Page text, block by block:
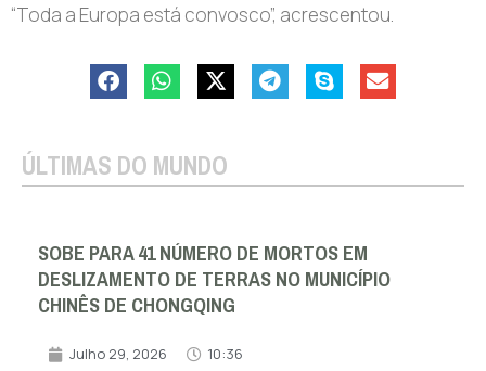
“Toda a Europa está convosco”, acrescentou.
ÚLTIMAS DO MUNDO
SOBE PARA 41 NÚMERO DE MORTOS EM
DESLIZAMENTO DE TERRAS NO MUNICÍPIO
CHINÊS DE CHONGQING
Julho 29, 2026 10:36